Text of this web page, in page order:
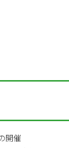
開催